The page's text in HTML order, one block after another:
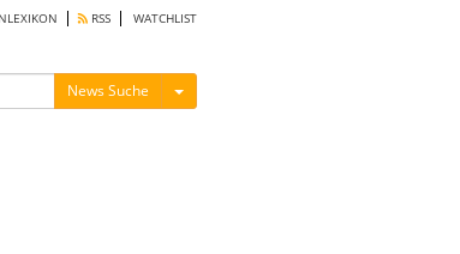
RSS WATCHLIST
News Suche Menü ein-/ausblenden